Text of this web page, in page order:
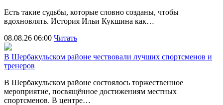
Есть такие судьбы, которые словно созданы, чтобы
вдохновлять. История Ильи Кукшина как…
08.08.26 06:00 Читать
В Шербакульском районе чествовали лучших спортсменов и
тренеров
В Шербакульском районе состоялось торжественное
мероприятие, посвящённое достижениям местных
спортсменов. В центре…